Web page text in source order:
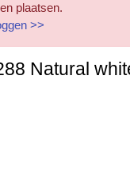
plaatsen.
>>
Natural